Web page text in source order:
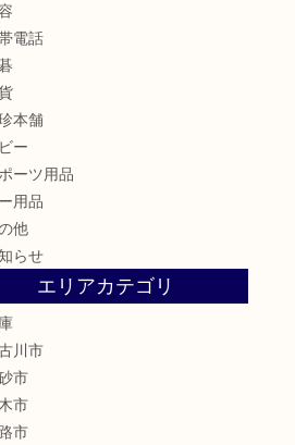
電話
本舗
ー
ーツ用品
用品
他
らせ
エリアカテゴリ
川市
市
市
市